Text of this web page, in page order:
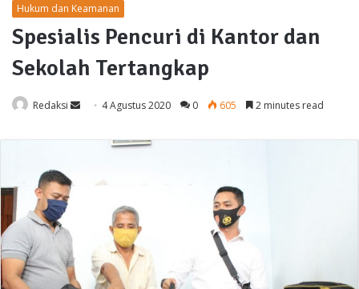
Hukum dan Keamanan
Spesialis Pencuri di Kantor dan
Sekolah Tertangkap
Redaksi
Send
email
4 Agustus 2020 0 605 2 minutes read